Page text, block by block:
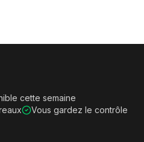
cette semaine
Vous gardez le contrôle